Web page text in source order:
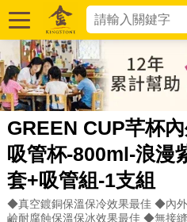
GREEN CUP芊杯
吸管杯-800ml-浪漫
套+吸管組-1支組
◆真空鍍銅保溫保冷效果最佳 ◆內
鹼耐腐蝕保溫保冰效果最佳 ◆無接